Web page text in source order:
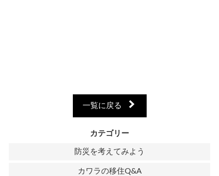
一覧に戻る
カテゴリー
防災を考えてみよう
カワラの移住Q&A